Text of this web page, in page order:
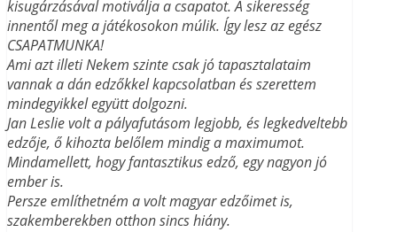
kisugárzásával motiválja a csapatot. A sikeresség
innentől meg a játékosokon múlik. Így lesz az egész
CSAPATMUNKA!
Ami azt illeti Nekem szinte csak jó tapasztalataim
vannak a dán edzőkkel kapcsolatban és szerettem
mindegyikkel együtt dolgozni.
Jan Leslie volt a pályafutásom legjobb, és legkedveltebb
edzője, ő kihozta belőlem mindig a maximumot.
Mindamellett, hogy fantasztikus edző, egy nagyon jó
ember is.
Persze említhetném a volt magyar edzőimet is,
szakemberekben otthon sincs hiány.